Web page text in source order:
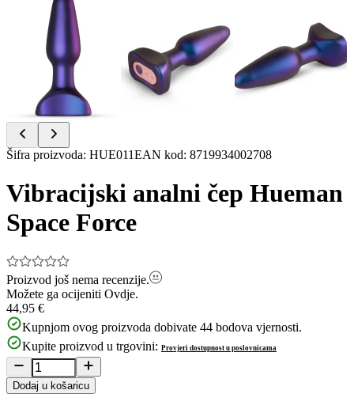
Item
of
10
Šifra proizvoda: HUE011EAN kod: 8719934002708
Vibracijski analni čep Hueman
Space Force
Proizvod još nema recenzije.
Možete ga ocijeniti Ovdje.
44,95 €
Kupnjom ovog proizvoda dobivate 44 bodova vjernosti.
Kupite proizvod u trgovini: Provjeri dostupnost u poslovnicama
Dodaj u košaricu